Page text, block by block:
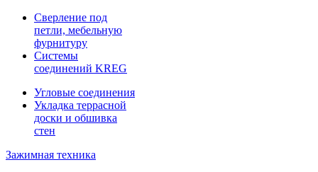
Сверление под
петли, мебельную
фурнитуру
Системы
соединений KREG
Угловые соединения
Укладка террасной
доски и обшивка
стен
Зажимная техника